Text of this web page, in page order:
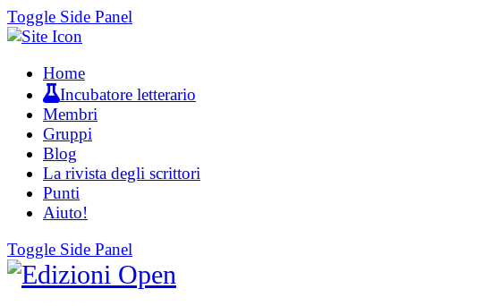
Toggle Side Panel
Home
Incubatore letterario
Membri
Gruppi
Blog
La rivista degli scrittori
Punti
Aiuto!
Toggle Side Panel